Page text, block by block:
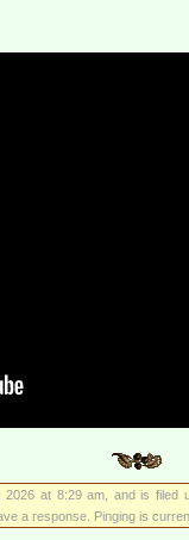
2026 at 8:29 am, and is filed
a response. Pinging is